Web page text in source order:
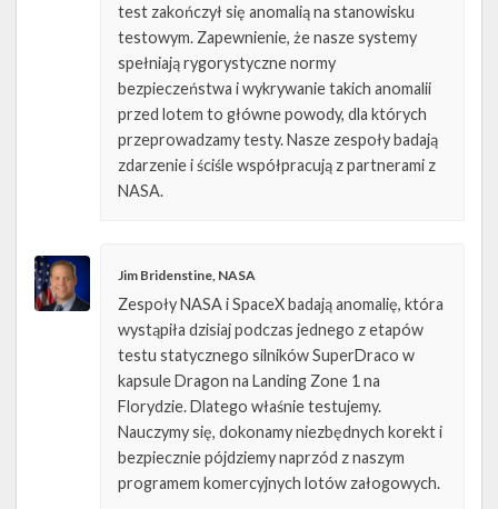
test zakończył się anomalią na stanowisku
testowym. Zapewnienie, że nasze systemy
spełniają rygorystyczne normy
bezpieczeństwa i wykrywanie takich anomalii
przed lotem to główne powody, dla których
przeprowadzamy testy. Nasze zespoły badają
zdarzenie i ściśle współpracują z partnerami z
NASA.
Jim Bridenstine, NASA
Zespoły NASA i SpaceX badają anomalię, która
wystąpiła dzisiaj podczas jednego z etapów
testu statycznego silników SuperDraco w
kapsule Dragon na Landing Zone 1 na
Florydzie. Dlatego właśnie testujemy.
Nauczymy się, dokonamy niezbędnych korekt i
bezpiecznie pójdziemy naprzód z naszym
programem komercyjnych lotów załogowych.